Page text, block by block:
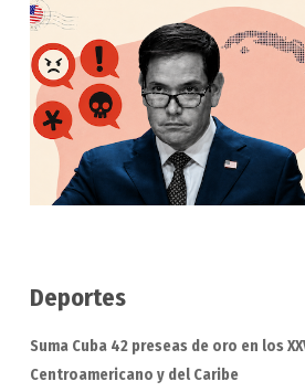
Deportes
Suma Cuba 42 preseas de oro en los
Centroamericano y del Caribe